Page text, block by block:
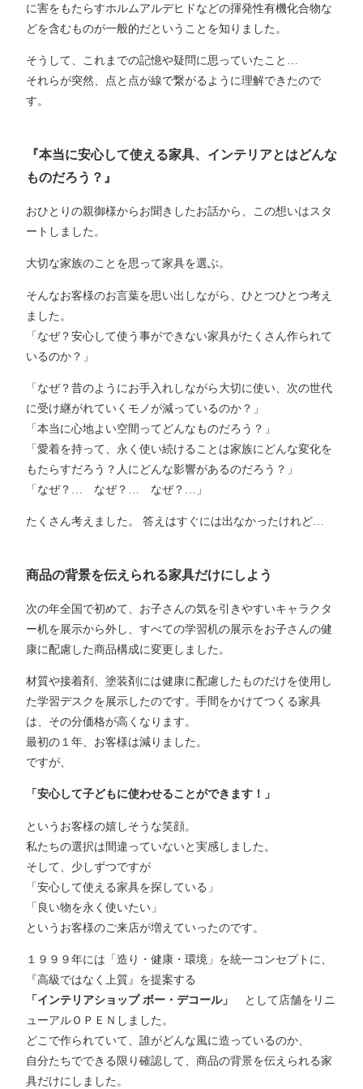
に害をもたらすホルムアルデヒドなどの揮発性有機化合物な
どを含むものが一般的だということを知りました。
そうして、これまでの記憶や疑問に思っていたこと…
それらが突然、点と点が線で繋がるように理解できたので
す。
『本当に安心して使える家具、インテリアとはどんな
ものだろう？』
おひとりの親御様からお聞きしたお話から、この想いはスタ
ートしました。
大切な家族のことを思って家具を選ぶ。
そんなお客様のお言葉を思い出しながら、ひとつひとつ考え
ました。
「なぜ？安心して使う事ができない家具がたくさん作られて
いるのか？」
「なぜ？昔のようにお手入れしながら大切に使い、次の世代
に受け継がれていくモノが減っているのか？」
「本当に心地よい空間ってどんなものだろう？」
「愛着を持って、永く使い続けることは家族にどんな変化を
もたらすだろう？人にどんな影響があるのだろう？」
「なぜ？… なぜ？… なぜ？…」
たくさん考えました。 答えはすぐには出なかったけれど…
商品の背景を伝えられる家具だけにしよう
次の年全国で初めて、お子さんの気を引きやすいキャラクタ
ー机を展示から外し、すべての学習机の展示をお子さんの健
康に配慮した商品構成に変更しました。
材質や接着剤、塗装剤には健康に配慮したものだけを使用し
た学習デスクを展示したのです。手間をかけてつくる家具
は、その分価格が高くなります。
最初の１年、お客様は減りました。
ですが、
「安心して子どもに使わせることができます！」
というお客様の嬉しそうな笑顔。
私たちの選択は間違っていないと実感しました。
そして、少しずつですが
「安心して使える家具を探している」
「良い物を永く使いたい」
というお客様のご来店が増えていったのです。
１９９９年には「造り・健康・環境」を統一コンセプトに、
『高級ではなく上質』を提案する
「インテリアショップ ボー・デコール」
として店舗をリニ
ューアルＯＰＥＮしました。
どこで作られていて、誰がどんな風に造っているのか、
自分たちでできる限り確認して、商品の背景を伝えられる家
具だけにしました。